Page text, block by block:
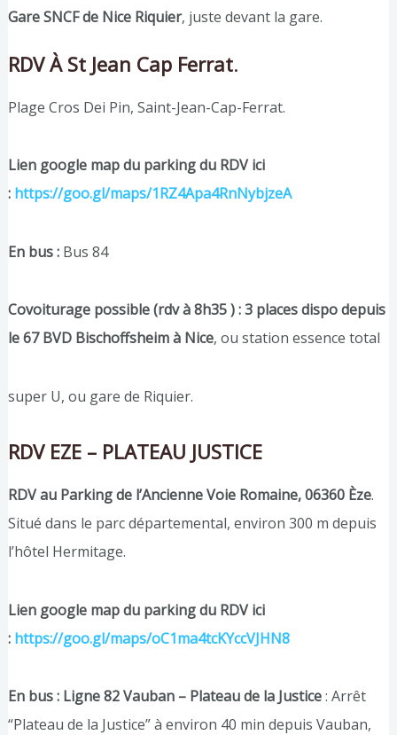
Gare SNCF de Nice Riquier, juste devant la gare.
RDV À St Jean Cap Ferrat.
Plage Cros Dei Pin, Saint-Jean-Cap-Ferrat.
Lien google map du parking du RDV ici
: https://goo.gl/maps/1RZ4Apa4RnNybjzeA
En bus : Bus 84
Covoiturage possible(rdv à 8h35 ): 3 places dispo depuis
le 67 BVD Bischoffsheim à Nice, ou station essence total
super U, ou gare de Riquier.
RDV EZE – PLATEAU JUSTICE
RDV au Parking de l’Ancienne Voie Romaine, 06360 Èze.
Situé dans le parc départemental, environ 300 m depuis
l’hôtel Hermitage.
Lien google map du parking du RDV ici
: https://goo.gl/maps/oC1ma4tcKYccVJHN8
En bus : Ligne 82 Vauban – Plateau de la Justice: Arrêt
“Plateau de la Justice” à environ 40 min depuis Vauban,